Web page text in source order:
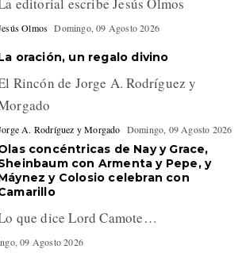
editorial escribe Jesús Olmos
Olmos Domingo, 09 Agosto 2026
oración, un regalo divino
Rincón de Jorge A. Rodríguez y
A. Rodríguez y Morgado Domingo, 09 Agosto 2026
concéntricas de Nay y Grace,
con Armenta y Pepe, y
y Colosio celebran con
que dice Lord Camote…
09 Agosto 2026